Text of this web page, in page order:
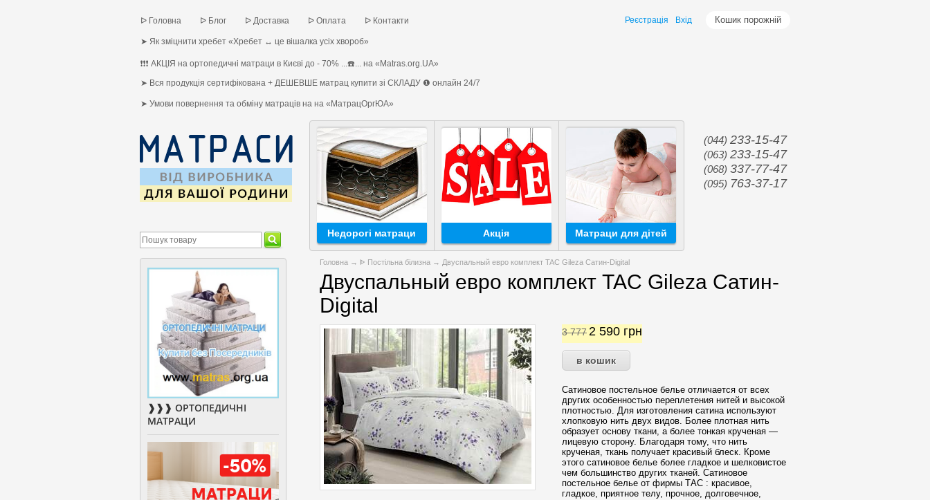
ᐅ Головна ᐅ Блог ᐅ Доставка ᐅ Оплата ᐅ Контакти
➤ Як зміцнити хребет «Хребет ↔ це вішалка усіх хвороб»
❗❗❗ АКЦІЯ на ортопедичні матраци в Києві до - 70% ...☎️... на «Matras.org.UA»
➤ Вся продукція сертифікована + ДЕШЕВШЕ матрац купити зі СКЛАДУ ❶ онлайн 24/7
➤ Умови повернення та обміну матраців на на «МатрацОргЮА»
Кошик порожній
Реєстрація Вхід
(044) 233-15-47
(063) 233-15-47
(068) 337-77-47
(095) 763-37-17
Недорогі матраци Акція Матраци для дітей
Головна → ᐈ Постільна білизна → Двуспальный евро комплект TAC Gileza Сатин-Digital
Двуспальный евро комплект TAC Gileza Сатин-
Digital
3 7772 590 грн
Сатиновое постельное белье отличается от всех
других особенностью переплетения нитей и высокой
плотностью. Для изготовления сатина используют
хлопковую нить двух видов. Более плотная нить
образует основу ткани, а более тонкая крученая —
лицевую сторону. Благодаря тому, что нить
крученая, ткань получает красивый блеск. Кроме
этого сатиновое белье более гладкое и шелковистое
чем большинство других тканей. Сатиновое
постельное белье от фирмы ТАС : красивое,
гладкое, приятное телу, прочное, долговечное,
❱❱❱ ОРТОПЕДИЧНІ
МАТРАЦИ